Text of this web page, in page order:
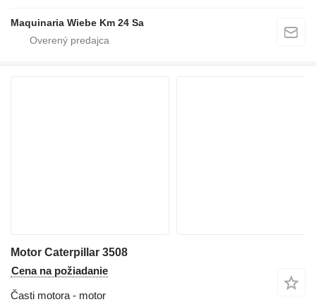
Maquinaria Wiebe Km 24 Sa
Motor Caterpillar 3508
Cena na požiadanie
Časti motora - motor